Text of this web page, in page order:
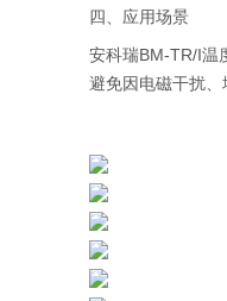
四、应用场景
安科瑞BM-TR/I温
避免因电磁干扰、